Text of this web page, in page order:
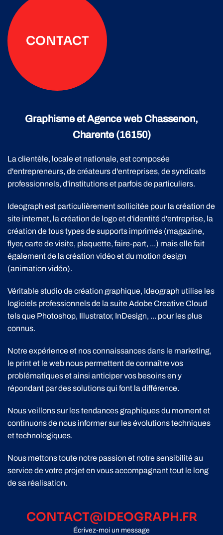
CONTACT
Graphisme et Agence web Chassenon,
Charente (16150)
La clientèle, locale et nationale, est composée
d'entrepreneurs, de créateurs d'entreprises, de syndicats
professionnels, d'institutions et parfois de particuliers.
Ideograph est particulièrement sollicitée pour la création de
site internet, la création de logo et d'identité d'entreprise, la
création de tous types de supports imprimés (magazine,
flyer, carte de visite, plaquette, faire-part, ...) mais elle fait
également de la création vidéo et du motion design
(animation vidéo).
Véritable studio de création graphique, Ideograph utilise les
logiciels professionnels de la suite Adobe Creative Cloud
tels que Photoshop, Illustrator, InDesign, ... pour les plus
connus.
Notre expérience et nos connaissances dans le marketing,
le print et le web nous permettent de connaître vos
problématiques et ainsi anticiper vos besoins en y
répondant par des solutions qui font la différence.
Nous veillons sur les tendances graphiques du moment et
continuons de nous informer sur les évolutions techniques
et technologiques.
Nous mettons toute notre passion et notre sensibilité au
service de votre projet en vous accompagnant tout le long
de sa réalisation.
CONTACT@IDEOGRAPH.FR
Écrivez-moi un message